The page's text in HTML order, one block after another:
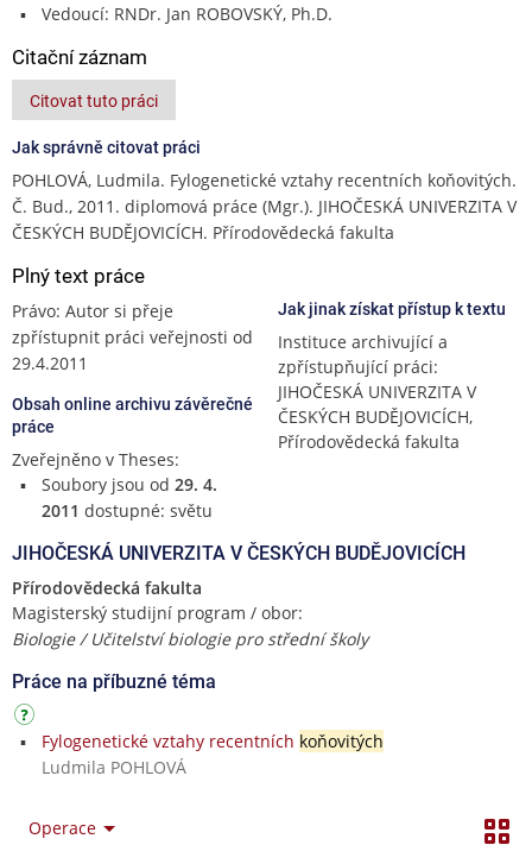
Vedoucí: RNDr. Jan ROBOVSKÝ, Ph.D.
Citační záznam
Citovat tuto práci
Jak správně citovat práci
POHLOVÁ, Ludmila. Fylogenetické vztahy recentních koňovitých.
Č. Bud., 2011. diplomová práce (Mgr.). JIHOČESKÁ UNIVERZITA V
ČESKÝCH BUDĚJOVICÍCH. Přírodovědecká fakulta
Plný text práce
Právo: Autor si přeje
zpřístupnit práci veřejnosti od
29.4.2011
Obsah online archivu závěrečné
práce
Zveřejněno v Theses:
Soubory jsou od 29. 4.
2011 dostupné: světu
Jak jinak získat přístup k textu
Instituce archivující a
zpřístupňující práci:
JIHOČESKÁ UNIVERZITA V
ČESKÝCH BUDĚJOVICÍCH,
Přírodovědecká fakulta
JIHOČESKÁ UNIVERZITA V ČESKÝCH BUDĚJOVICÍCH
Přírodovědecká fakulta
Magisterský studijní program / obor:
Biologie / Učitelství biologie pro střední školy
Práce na příbuzné téma
Fylogenetické vztahy recentních koňovitých
Ludmila POHLOVÁ
Operace